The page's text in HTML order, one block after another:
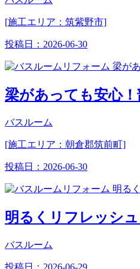
[施工エリア：筑紫野市]
投稿日： 2026-06-30
梁があっても安心
バスルーム
[施工エリア：朝倉郡筑前町]
投稿日： 2026-06-30
明るくリフレッシ
バスルーム
投稿日： 2026-06-29